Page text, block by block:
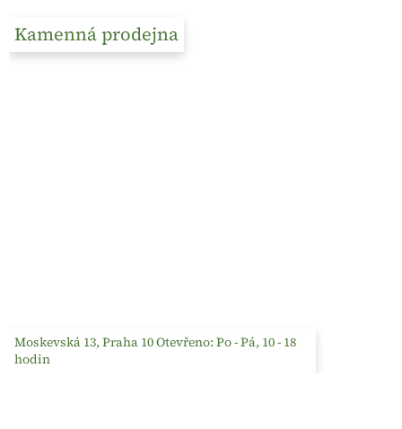
Kamenná prodejna
Moskevská 13, Praha 10 Otevřeno: Po - Pá, 10 - 18
hodin